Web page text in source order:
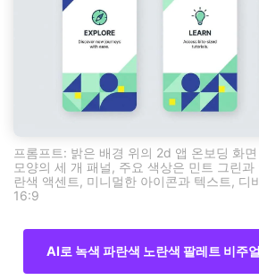
프롬프트: 밝은 배경 위의 2d 앱 온보딩 화
모양의 세 개 패널, 주요 색상은 민트 그린
란색 액센트, 미니멀한 아이콘과 텍스트, 디
16:9
AI로 녹색 파란색 노란색 팔레트 비주